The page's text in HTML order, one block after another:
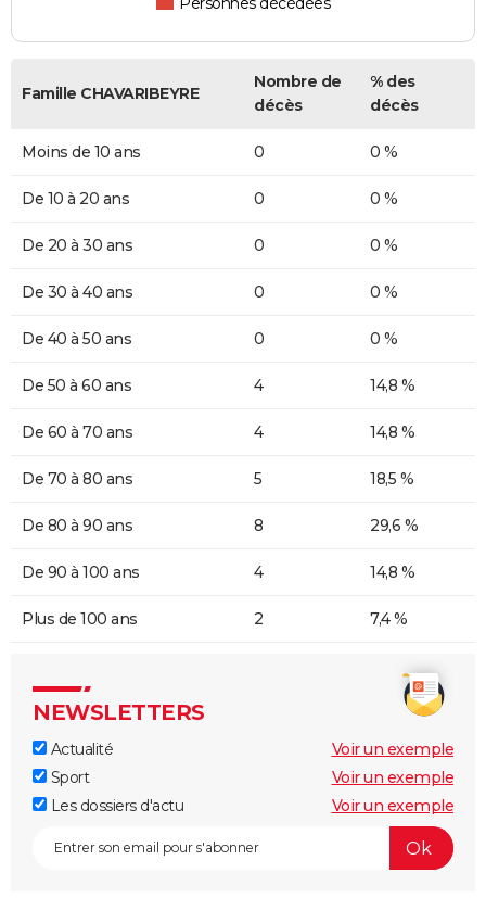
Famille CHAVARIBEYRE
Nombre de
décès
% des
décès
Moins de 10 ans 0 0 %
De 10 à 20 ans 0 0 %
De 20 à 30 ans 0 0 %
De 30 à 40 ans 0 0 %
De 40 à 50 ans 0 0 %
De 50 à 60 ans 4 14,8 %
De 60 à 70 ans 4 14,8 %
De 70 à 80 ans 5 18,5 %
De 80 à 90 ans 8 29,6 %
De 90 à 100 ans 4 14,8 %
Plus de 100 ans 2 7,4 %
NEWSLETTERS
Actualité
Voir un exemple
Sport
Voir un exemple
Les dossiers d'actu
Voir un exemple